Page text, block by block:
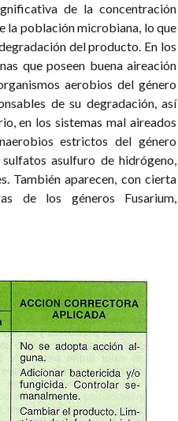
de la concentración
la población microbiana, lo que
del producto. En los
que poseen buena aireación
aerobios del género
de su degradación, así
en los sistemas mal aireados
estrictos del género
asulfuro de hidrógeno,
También aparecen, con cierta
de los géneros Fusarium,